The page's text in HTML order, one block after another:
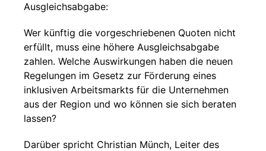
Ausgleichsabgabe:
Wer künftig die vorgeschriebenen Quoten nicht
erfüllt, muss eine höhere Ausgleichsabgabe
zahlen. Welche Auswirkungen haben die neuen
Regelungen im Gesetz zur Förderung eines
inklusiven Arbeitsmarkts für die Unternehmen
aus der Region und wo können sie sich beraten
lassen?
Darüber spricht Christian Münch, Leiter des